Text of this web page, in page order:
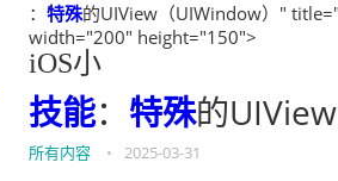
： 特殊的UIView（UIWindow）"
width="200" height="150">
iOS小
技能： 特殊的
所有内容 • 2025-03-31